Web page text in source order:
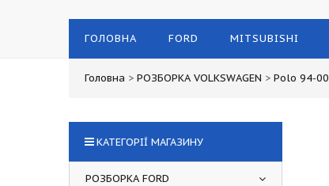
ГОЛОВНА FORD MITSUBISHI
Головна > РОЗБОРКА VOLKSWAGEN > Polo 94-00
КАТЕГОРІЇ МАГАЗИНУ
РОЗБОРКА FORD